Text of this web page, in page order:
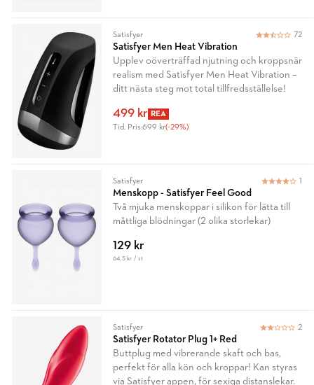
72
Satisfyer
Satisfyer Men Heat Vibration
Upplev oöverträffad njutning och kroppsnär
realism med Satisfyer Men Heat Vibration –
ditt nästa steg mot total tillfredsställelse!
499 kr REA
Tid. Pris:699 kr(-29%)
1
Satisfyer
Menskopp - Satisfyer Feel Good
Två mjuka menskoppar i silikon för lätta till
måttliga blödningar (2 olika storlekar)
129 kr
64,5 kr / st
2
Satisfyer
Satisfyer Rotator Plug 1+ Red
Buttplug med vibrerande skaft och bas,
perfekt för alla kön och kroppar! Kan styras
via Satisfyer appen, för sexiga distanslekar.